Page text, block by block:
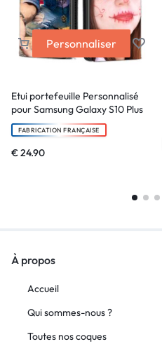
Personnaliser
Etui portefeuille Personnalisé
pour Samsung Galaxy S10 Plus
FABRICATION FRANÇAISE
€24.90
À propos
Accueil
Qui sommes-nous ?
Toutes nos coques